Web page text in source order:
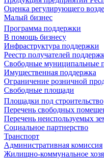
Оценка регулирующего
Малый бизнес
Программа поддержки
В помощь бизнесу
Инфраструктура поддержки
Реестр получателей
Свободные муниципальные
Имущественная поддержка
Ограничение розничной
Свободные площади
Площадки под строительство
Перечень свободных
Перечень неиспользуемых
Социальное партнерство
Транспорт
Административная комиссия
Жилищно-коммунальное